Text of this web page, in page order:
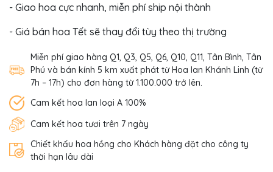
- Giao hoa cực nhanh, miễn phí ship nội thành
- Giá bán hoa Tết sẽ thay đổi tùy theo thị trường
Miễn phí giao hàng Q1, Q3, Q5, Q6, Q10, Q11, Tân Bình, Tân
Phú và bán kính 5 km xuất phát từ Hoa lan Khánh Linh (từ
7h – 17h) cho đơn hàng từ 1.100.000 trở lên.
Cam kết hoa lan loại A 100%
Cam kết hoa tươi trên 7 ngày
Chiết khấu hoa hồng cho Khách hàng đặt cho công ty
thời hạn lâu dài